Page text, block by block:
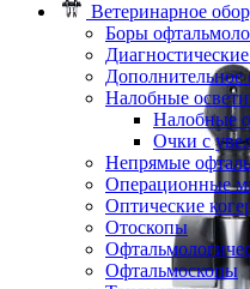
Ветеринарное
Боры
Дополнительное
Налобные
Налобные
Очки с
Непрямые
Операционные
Оптические
Отоскопы
Офтальмоскопы